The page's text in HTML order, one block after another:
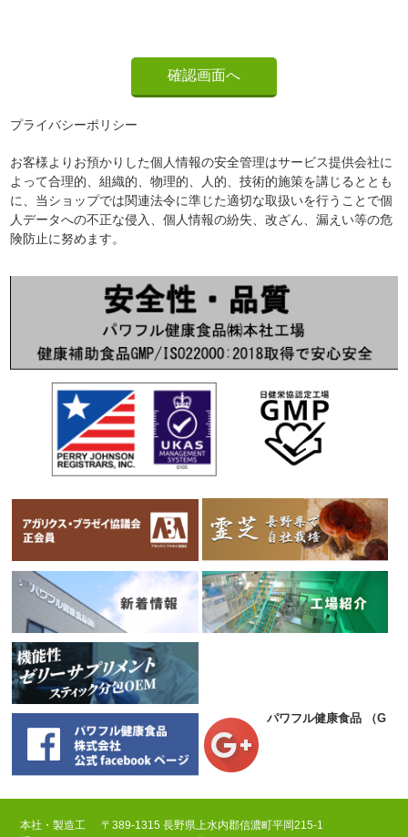
プライバシーポリシー
お客様よりお預かりした個人情報の安全管理はサービス提供会社に
よって合理的、組織的、物理的、人的、技術的施策を講じるととも
に、当ショップでは関連法令に準じた適切な取扱いを行うことで個
人データへの不正な侵入、個人情報の紛失、改ざん、漏えい等の危
険防止に努めます。
パワフル健康食品 （
本社・製造工
〒389-1315 長野県上水内郡信濃町平岡215-1